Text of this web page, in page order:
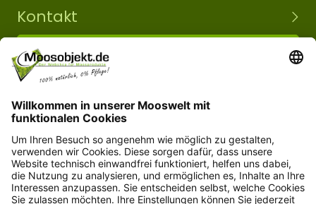
Kontakt
info@moosobjekt.de
Versand in ganz Deutschland und Österreich.
Kundenservice